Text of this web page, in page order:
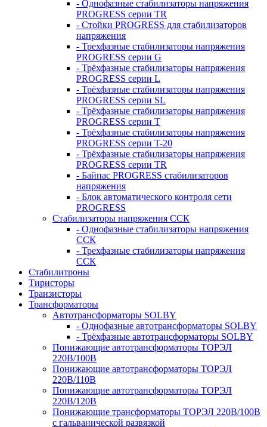
- Однофазные стабилизаторы напряжения
PROGRESS серии TR
- Стойки PROGRESS для стабилизаторов
напряжения
- Трехфазные стабилизаторы напряжения
PROGRESS серии G
- Трёхфазные стабилизаторы напряжения
PROGRESS серии L
- Трёхфазные стабилизаторы напряжения
PROGRESS серии SL
- Трёхфазные стабилизаторы напряжения
PROGRESS серии T
- Трёхфазные стабилизаторы напряжения
PROGRESS серии T-20
- Трёхфазные стабилизаторы напряжения
PROGRESS серии TR
- Байпас PROGRESS стабилизаторов
напряжения
- Блок автоматического контроля сети
PROGRESS
Стабилизаторы напряжения ССК
- Однофазные стабилизаторы напряжения
ССК
- Трехфазные стабилизаторы напряжения
ССК
Стабилитроны
Тиристоры
Транзисторы
Трансформаторы
Автотрансформаторы SOLBY
- Однофазные автотрансформаторы SOLBY
- Трёхфазные автотрансформаторы SOLBY
Понижающие автотрансформаторы ТОРЭЛ
220В/100В
Понижающие автотрансформаторы ТОРЭЛ
220В/110В
Понижающие автотрансформаторы ТОРЭЛ
220В/120В
Понижающие трансформаторы ТОРЭЛ 220В/100В
с гальванической развязкой